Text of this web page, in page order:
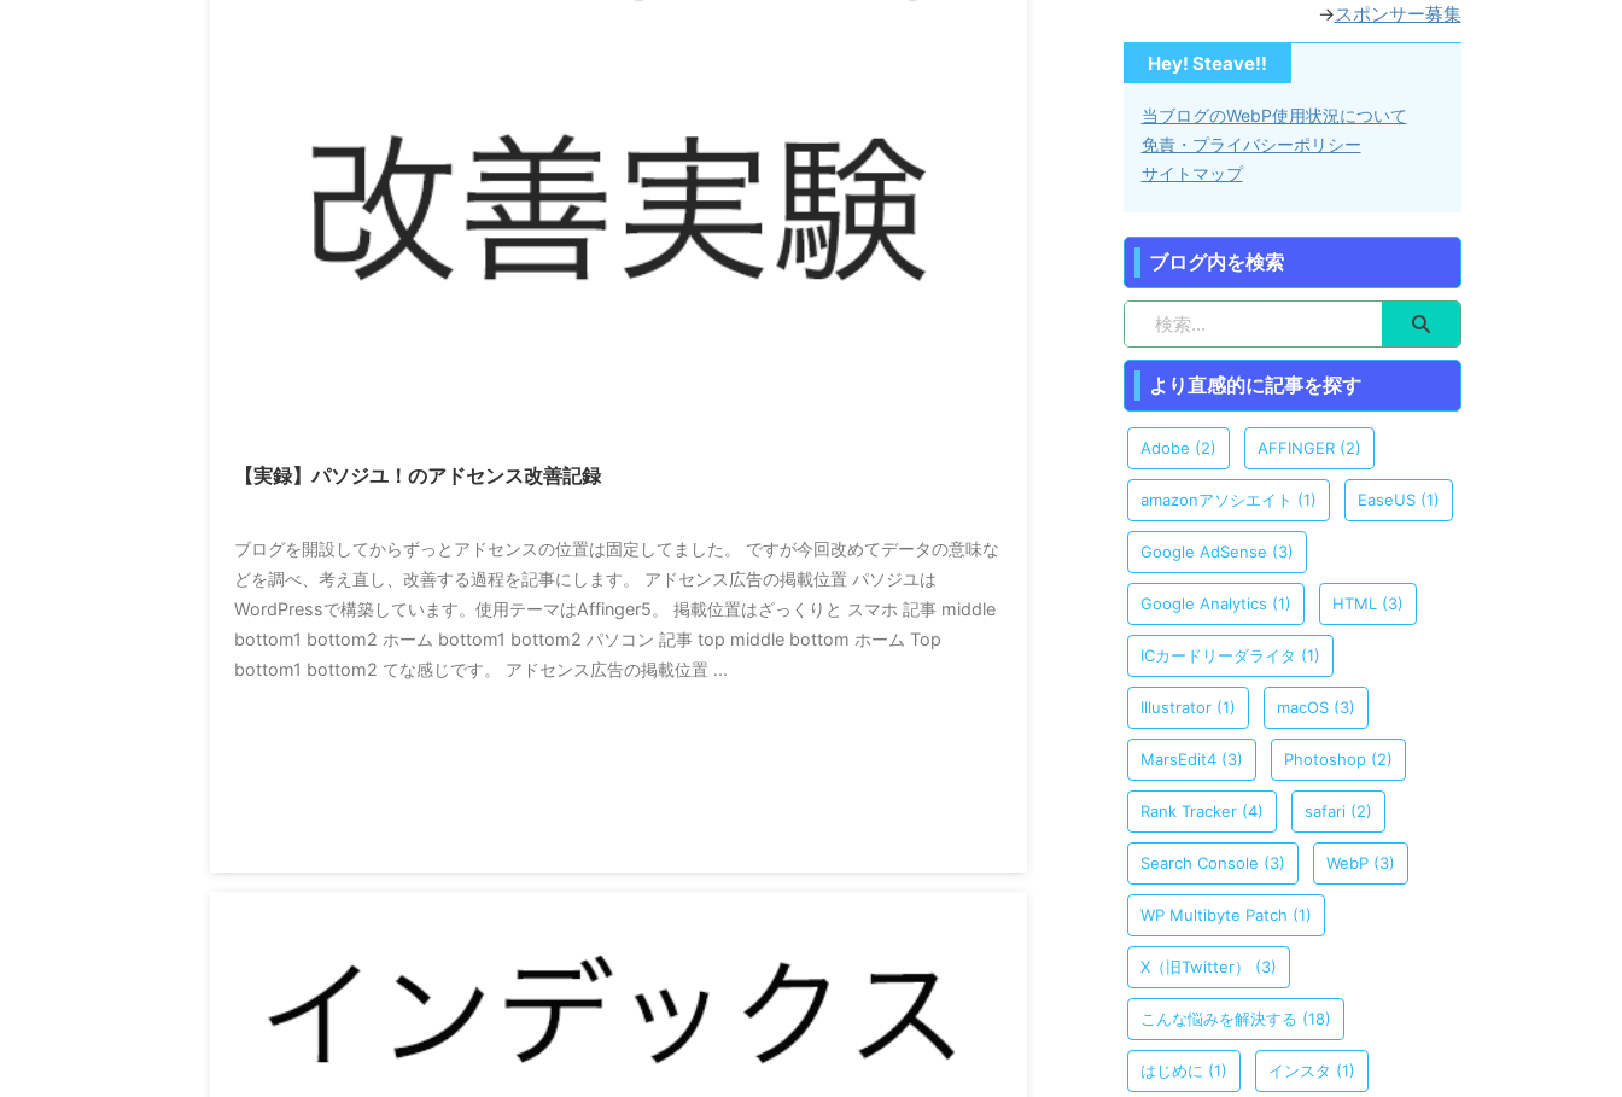
【実録】パソジユ！のアドセンス改善記録
ブログを開設してからずっとアドセンスの位置は固定してました。 ですが今回改めてデータの意味な
どを調べ、考え直し、改善する過程を記事にします。 アドセンス広告の掲載位置 パソジユは
WordPressで構築しています。使用テーマはAffinger5。 掲載位置はざっくりと スマホ 記事 middle
bottom1 bottom2 ホーム bottom1 bottom2 パソコン 記事 top middle bottom ホーム Top
bottom1 bottom2 てな感じです。 アドセンス広告の掲載位置 ...
→スポンサー募集
Hey! Steave!!
当ブログのWebP使用状況について
免責・プライバシーポリシー
サイトマップ
ブログ内を検索
より直感的に記事を探す
Adobe (2) AFFINGER(2)
amazonアソシエイト (1) EaseUS(1)
Google AdSense (3)
Google Analytics (1) HTML (3)
ICカードリーダライタ (1)
Illustrator(1) macOS(3)
MarsEdit4(3) Photoshop(2)
Rank Tracker(4) safari(2)
Search Console (3) WebP(3)
WP Multibyte Patch (1)
X（旧Twitter） (3)
こんな悩みを解決する (18)
はじめに (1) インスタ (1)